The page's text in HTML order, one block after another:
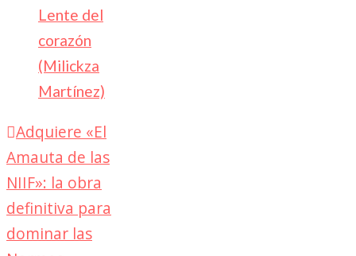
Lente del
corazón
(Milickza
Martínez)
Adquiere «El
Amauta de las
NIIF»: la obra
definitiva para
dominar las